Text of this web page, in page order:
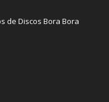
de Discos Bora Bora